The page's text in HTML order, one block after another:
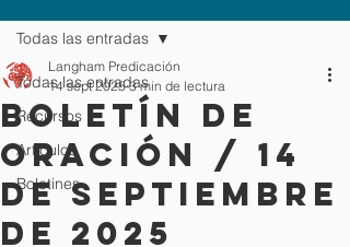
Todas las entradas
Recursos
Artículos
Boletines
Todas las entradas
Boletín de
oración / 14
de septiembre
de 2025
Langham Predicación
14 sept 2025 3 min de lectura